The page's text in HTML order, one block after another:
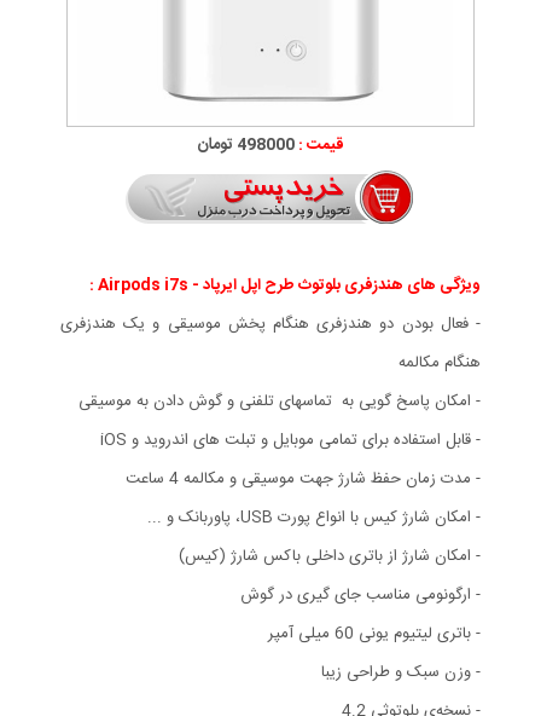
قیمت :498000 تومان
ویژگی های هندزفری بلوتوث طرح اپل ایرپاد - Airpods i7s :
- فعال بودن دو هندزفری هنگام پخش موسیقی و یک هندزفری
هنگام مکالمه
- امکان پاسخ گویی به تماسهای تلفنی و گوش دادن به موسیقی
- قابل استفاده برای تمامی موبایل و تبلت های اندروید و iOS
- مدت زمان حفظ شارژ جهت موسیقی و مکالمه 4 ساعت
- امکان شارژ کیس با انواع پورت USB، پاوربانک و ...
- امکان شارژ از باتری داخلی باکس شارژ (کیس)
- ارگونومی مناسب جای گیری در گوش
- باتری لیتیوم یونی 60 میلی آمپر
- وزن سبک و طراحی زیبا